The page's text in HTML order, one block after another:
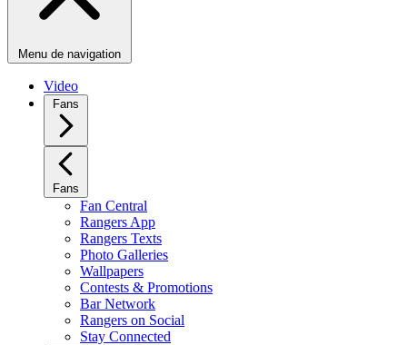
Menu de navigation
Video
Fans
Fans
Fan Central
Rangers App
Rangers Texts
Photo Galleries
Wallpapers
Contests & Promotions
Bar Network
Rangers on Social
Stay Connected